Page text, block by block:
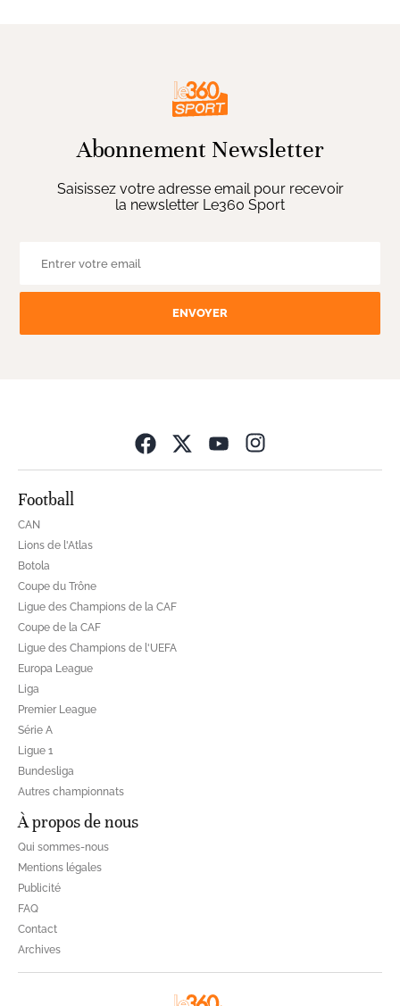
Abonnement Newsletter
Saisissez votre adresse email pour recevoir
la newsletter Le360 Sport
ENVOYER
Football
CAN
Lions de l'Atlas
Botola
Coupe du Trône
Ligue des Champions de la CAF
Coupe de la CAF
Ligue des Champions de l'UEFA
Europa League
Liga
Premier League
Série A
Ligue 1
Bundesliga
Autres championnats
À propos de nous
Qui sommes-nous
Mentions légales
Publicité
FAQ
Contact
Archives